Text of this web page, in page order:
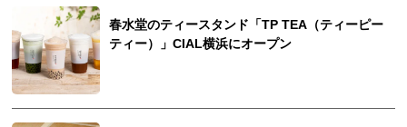
春水堂のティースタンド「TP TEA（ティーピー
ティー）」CIAL横浜にオープン